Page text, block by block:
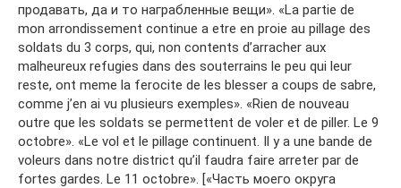
продавать, да и то награбленные вещи». «La partie de
mon arrondissement continue a etre en proie au pillage des
soldats du 3 corps, qui, non contents d’arracher aux
malheureux refugies dans des souterrains le peu qui leur
reste, ont meme la ferocite de les blesser a coups de sabre,
comme j’en ai vu plusieurs exemples». «Rien de nouveau
outre que les soldats se permettent de voler et de piller. Le 9
octobre». «Le vol et le pillage continuent. Il y a une bande de
voleurs dans notre district qu’il faudra faire arreter par de
fortes gardes. Le 11 octobre». [«Часть моего округа